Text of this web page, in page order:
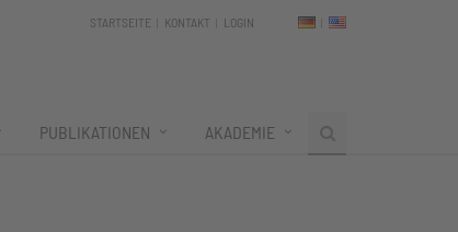
STARTSEITE KONTAKT LOGIN
PUBLIKATIONEN AKADEMIE